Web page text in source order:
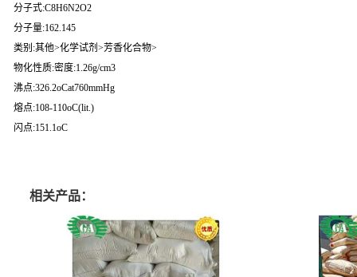
分子式:C8H6N2O2
分子量:162.145
类别:其他>化学试剂>芳香化合物>
物化性质:密度:1.26g/cm3
沸点:326.2oCat760mmHg
熔点:108-110oC(lit.)
闪点:151.1oC
相关产品：